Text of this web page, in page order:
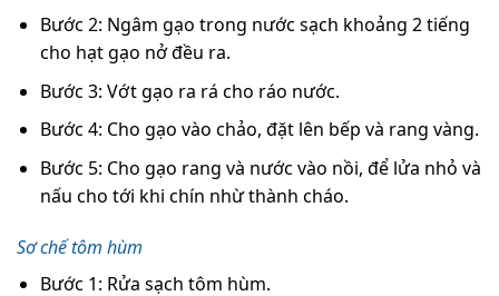
Bước 2: Ngâm gạo trong nước sạch khoảng 2 tiếng
cho hạt gạo nở đều ra.
Bước 3: Vớt gạo ra rá cho ráo nước.
Bước 4: Cho gạo vào chảo, đặt lên bếp và rang vàng.
Bước 5: Cho gạo rang và nước vào nồi, để lửa nhỏ và
nấu cho tới khi chín nhừ thành cháo.
Sơ chế tôm hùm
Bước 1: Rửa sạch tôm hùm.